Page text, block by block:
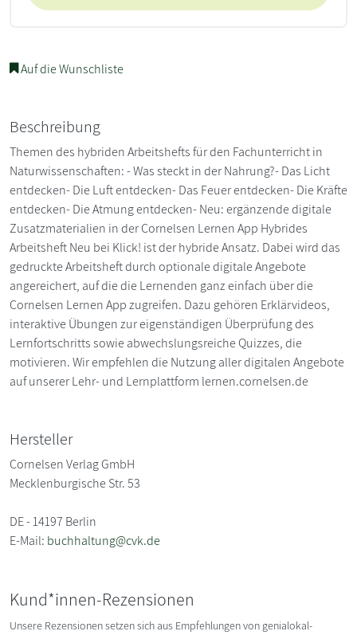
Auf die Wunschliste
Beschreibung
Themen des hybriden Arbeitshefts für den Fachunterricht in
Naturwissenschaften: - Was steckt in der Nahrung?- Das Licht
entdecken- Die Luft entdecken- Das Feuer entdecken- Die Kräfte
entdecken- Die Atmung entdecken- Neu: ergänzende digitale
Zusatzmaterialien in der Cornelsen Lernen App Hybrides
Arbeitsheft Neu bei Klick! ist der hybride Ansatz. Dabei wird das
gedruckte Arbeitsheft durch optionale digitale Angebote
angereichert, auf die die Lernenden ganz einfach über die
Cornelsen Lernen App zugreifen. Dazu gehören Erklärvideos,
interaktive Übungen zur eigenständigen Überprüfung des
Lernfortschritts sowie abwechslungsreiche Quizzes, die
motivieren. Wir empfehlen die Nutzung aller digitalen Angebote
auf unserer Lehr- und Lernplattform lernen.cornelsen.de
Hersteller
Cornelsen Verlag GmbH
Mecklenburgische Str. 53
DE - 14197 Berlin
E-Mail: buchhaltung@cvk.de
Kund*innen-Rezensionen
Unsere Rezensionen setzen sich aus Empfehlungen von genialokal-